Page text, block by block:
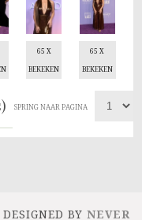
65 X
BEKEKEN
65 X
BEKEKEN
SPRING NAAR PAGINA
DESIGNED BYNEVER